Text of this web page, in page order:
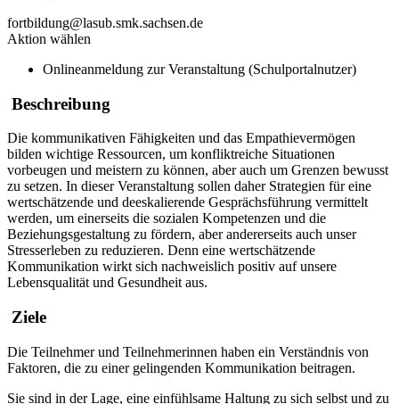
fortbildung@lasub.smk.sachsen.de
Aktion wählen
Onlineanmeldung zur Veranstaltung (Schulportalnutzer)
Beschreibung
Die kommunikativen Fähigkeiten und das Empathievermögen
bilden wichtige Ressourcen, um konfliktreiche Situationen
vorbeugen und meistern zu können, aber auch um Grenzen bewusst
zu setzen. In dieser Veranstaltung sollen daher Strategien für eine
wertschätzende und deeskalierende Gesprächsführung vermittelt
werden, um einerseits die sozialen Kompetenzen und die
Beziehungsgestaltung zu fördern, aber andererseits auch unser
Stresserleben zu reduzieren. Denn eine wertschätzende
Kommunikation wirkt sich nachweislich positiv auf unsere
Lebensqualität und Gesundheit aus.
Ziele
Die Teilnehmer und Teilnehmerinnen haben ein Verständnis von
Faktoren, die zu einer gelingenden Kommunikation beitragen.
Sie sind in der Lage, eine einfühlsame Haltung zu sich selbst und zu